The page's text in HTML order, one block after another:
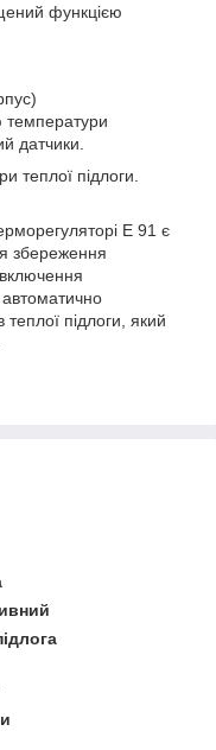
функцією
температури
датчики.
теплої підлоги.
Е 91 є
збереження
теплої підлоги, який